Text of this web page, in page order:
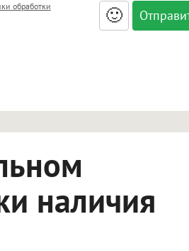
<sub>, <pre>, <ul>, <ol>, <li>,
становятся ссылками, и
обработки
🙂
наличия